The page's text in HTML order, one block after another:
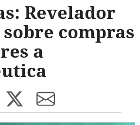
Revelador
compras
a